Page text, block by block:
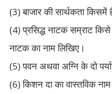
(3)बाजार की सार्थकता किसमें
(4)प्रसिद्ध नाटक सम्राट
नाटक का नाम लिखिए।
(5)पवन अथवा अग्नि के दो
(6)किशन दा का वास्तविक